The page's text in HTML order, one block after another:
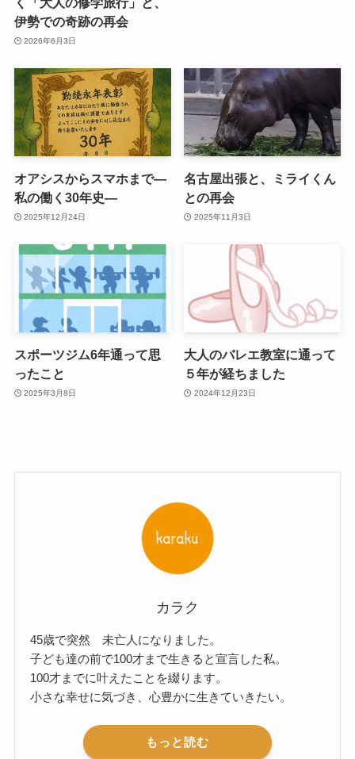
伊勢での奇跡の再会
2026年6月3日
オアシスからスマホまで―
私の働く30年史―
2025年12月24日
名古屋出張と、ミライくん
との再会
2025年11月3日
スポーツジム6年通って思
ったこと
2025年3月8日
大人のバレエ教室に通って
５年が経ちました
2024年12月23日
カラク
45歳で突然 未亡人になりました。
子ども達の前で100才まで生きると宣言した私。
100才までに叶えたことを綴ります。
小さな幸せに気づき、心豊かに生きていきたい。
もっと読む